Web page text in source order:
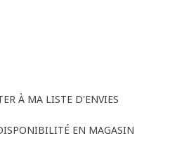
À MA LISTE D'ENVIES
EN MAGASIN